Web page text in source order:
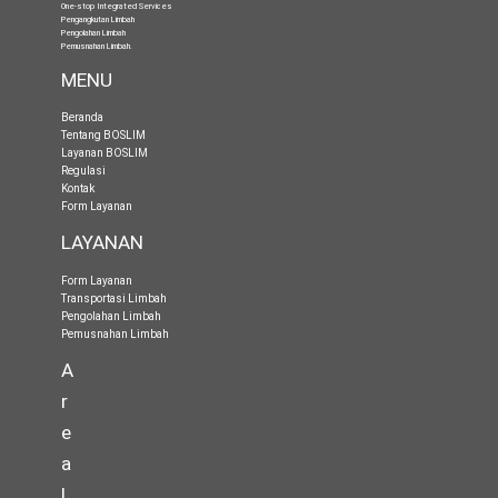
One-stop Integrated Services
Pengangkutan Limbah
Pengolahan Limbah
Pemusnahan Limbah
MENU
Beranda
Tentang BOSLIM
Layanan BOSLIM
Regulasi
Kontak
Form Layanan
LAYANAN
Form Layanan
Transportasi Limbah
Pengolahan Limbah
Pemusnahan Limbah
A
r
e
a